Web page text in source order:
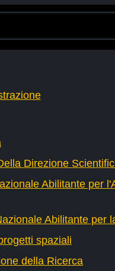
Direzione
Abilitante per
Abilitante per
spaziali
della Ricerca